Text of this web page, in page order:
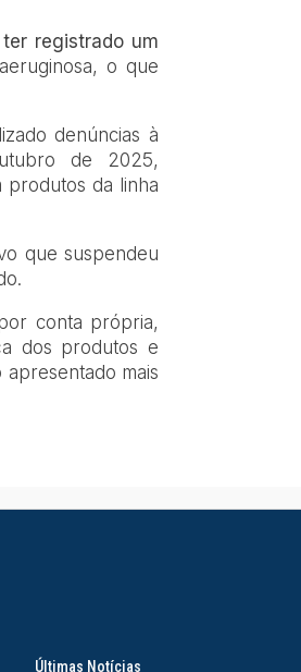
registrado um
o que
denúncias à
de 2025,
produtos da linha
que suspendeu
conta própria,
dos produtos e
mais
Últimas Notícias